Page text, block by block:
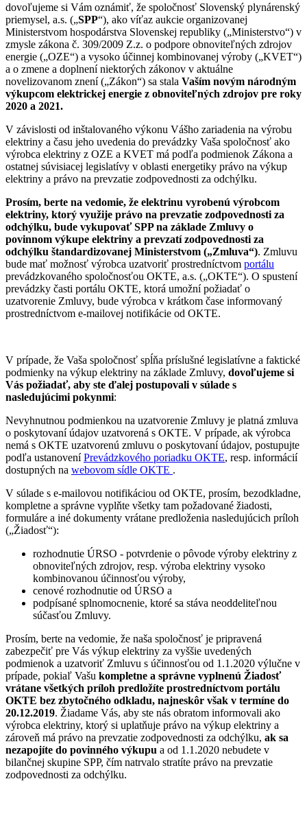
dovoľujeme si Vám oznámiť, že spoločnosť Slovenský plynárenský
priemysel, a.s. („SPP“), ako víťaz aukcie organizovanej
Ministerstvom hospodárstva Slovenskej republiky („Ministerstvo“) v
zmysle zákona č. 309/2009 Z.z. o podpore obnoviteľných zdrojov
energie („OZE“) a vysoko účinnej kombinovanej výroby („KVET“)
a o zmene a doplnení niektorých zákonov v aktuálne
novelizovanom znení („Zákon“) sa stala Vaším novým národným
výkupcom elektrickej energie z obnoviteľných zdrojov pre roky
2020 a 2021.
V závislosti od inštalovaného výkonu Vášho zariadenia na výrobu
elektriny a času jeho uvedenia do prevádzky Vaša spoločnosť ako
výrobca elektriny z OZE a KVET má podľa podmienok Zákona a
ostatnej súvisiacej legislatívy v oblasti energetiky právo na výkup
elektriny a právo na prevzatie zodpovednosti za odchýlku.
Prosím, berte na vedomie, že elektrinu vyrobenú výrobcom
elektriny, ktorý využije právo na prevzatie zodpovednosti za
odchýlku, bude vykupovaťSPPna základe Zmluvy o
povinnom výkupe elektriny a prevzatí zodpovednosti za
odchýlku štandardizovanej Ministerstvom („Zmluva“). Zmluvu
bude mať možnosť výrobca uzatvoriť prostredníctvom portálu
prevádzkovaného spoločnosťou OKTE, a.s. („OKTE“). O spustení
prevádzky časti portálu OKTE, ktorá umožní požiadať o
uzatvorenie Zmluvy, bude výrobca v krátkom čase informovaný
prostredníctvom e-mailovej notifikácie od OKTE.
V prípade, že Vaša spoločnosť spĺňa príslušné legislatívne a faktické
podmienky na výkup elektriny na základe Zmluvy, dovoľujeme si
Vás požiadať, aby ste ďalej postupovali v súlade s
nasledujúcimi pokynmi:
Nevyhnutnou podmienkou na uzatvorenie Zmluvy je platná zmluva
o poskytovaní údajov uzatvorená s OKTE. V prípade, ak výrobca
nemá s OKTE uzatvorenú zmluvu o poskytovaní údajov, postupujte
podľa ustanoveníPrevádzkového poriadku OKTE, resp. informácií
dostupných na webovom sídle OKTE .
V súlade s e-mailovou notifikáciou od OKTE, prosím, bezodkladne,
kompletne a správne vyplňte všetky tam požadované žiadosti,
formuláre a iné dokumenty vrátane predloženia nasledujúcich príloh
(„Žiadosť“):
rozhodnutie ÚRSO - potvrdenie o pôvode výroby elektriny z
obnoviteľných zdrojov, resp. výroba elektriny vysoko
kombinovanou účinnosťou výroby,
cenové rozhodnutie od ÚRSO a
podpísané splnomocnenie, ktoré sa stáva neoddeliteľnou
súčasťou Zmluvy.
Prosím, berte na vedomie, že naša spoločnosť je pripravená
zabezpečiť pre Vás výkup elektriny za vyššie uvedených
podmienok a uzatvoriť Zmluvu s účinnosťou od 1.1.2020 výlučne v
prípade, pokiaľ Vašu kompletne a správne vyplnenú Žiadosť
vrátane všetkých príloh predložíte prostredníctvom portálu
OKTE bez zbytočného odkladu, najneskôr však v termíne do
20.12.2019. Žiadame Vás, aby ste nás obratom informovali ako
výrobca elektriny, ktorý si uplatňuje právo na výkup elektriny a
zároveň má právo na prevzatie zodpovednosti za odchýlku, ak sa
nezapojíte do povinného výkupu a od 1.1.2020 nebudete v
bilančnej skupine SPP, čím natrvalo stratíte právo na prevzatie
zodpovednosti za odchýlku.